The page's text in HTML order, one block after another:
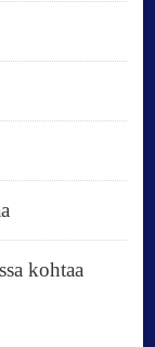
kohtaa